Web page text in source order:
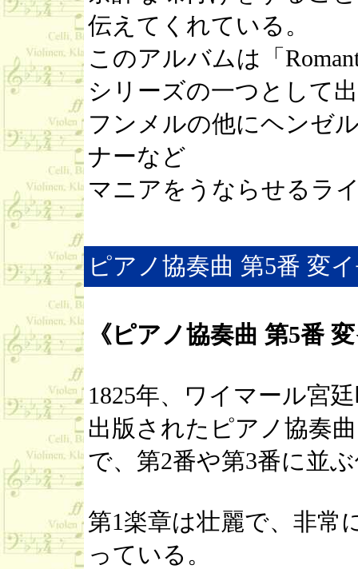
伝えてくれている。
このアルバムは「
シリーズの一つとして
フンメルの他にヘンゼ
ナーなど
マニアをうならせるラ
ピアノ協奏曲 第5番 変
《ピアノ協奏曲 第5番
1825年、ワイマール宮
出版されたピアノ協奏
で、第2番や第3番に並
第1楽章は壮麗で、非常
っている。